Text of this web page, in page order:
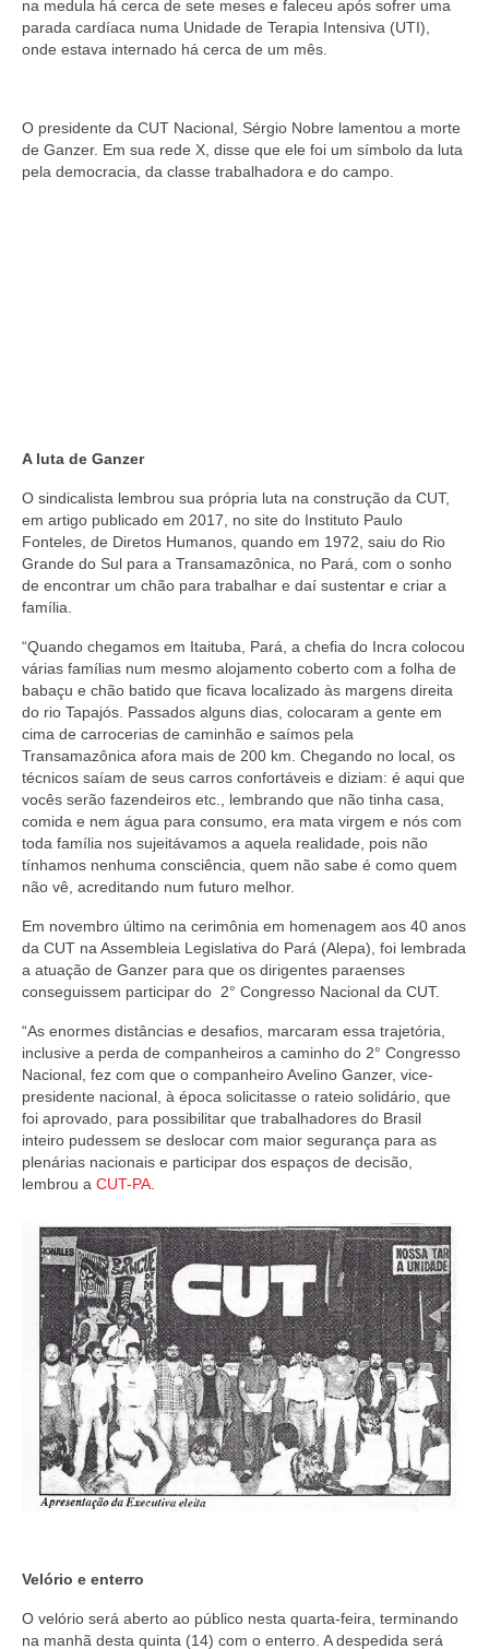
na medula há cerca de sete meses e faleceu após sofrer uma
parada cardíaca numa Unidade de Terapia Intensiva (UTI),
onde estava internado há cerca de um mês.
O presidente da CUT Nacional, Sérgio Nobre lamentou a morte
de Ganzer. Em sua rede X, disse que ele foi um símbolo da luta
pela democracia, da classe trabalhadora e do campo.
A luta de Ganzer
O sindicalista lembrou sua própria luta na construção da CUT,
em artigo publicado em 2017, no site do Instituto Paulo
Fonteles, de Diretos Humanos, quando em 1972, saiu do Rio
Grande do Sul para a Transamazônica, no Pará, com o sonho
de encontrar um chão para trabalhar e daí sustentar e criar a
família.
“Quando chegamos em Itaituba, Pará, a chefia do Incra colocou
várias famílias num mesmo alojamento coberto com a folha de
babaçu e chão batido que ficava localizado às margens direita
do rio Tapajós. Passados alguns dias, colocaram a gente em
cima de carrocerias de caminhão e saímos pela
Transamazônica afora mais de 200 km. Chegando no local, os
técnicos saíam de seus carros confortáveis e diziam: é aqui que
vocês serão fazendeiros etc., lembrando que não tinha casa,
comida e nem água para consumo, era mata virgem e nós com
toda família nos sujeitávamos a aquela realidade, pois não
tínhamos nenhuma consciência, quem não sabe é como quem
não vê, acreditando num futuro melhor.
Em novembro último na cerimônia em homenagem aos 40 anos
da CUT na Assembleia Legislativa do Pará (Alepa), foi lembrada
a atuação de Ganzer para que os dirigentes paraenses
conseguissem participar do 2° Congresso Nacional da CUT.
“As enormes distâncias e desafios, marcaram essa trajetória,
inclusive a perda de companheiros a caminho do 2° Congresso
Nacional, fez com que o companheiro Avelino Ganzer, vice-
presidente nacional, à época solicitasse o rateio solidário, que
foi aprovado, para possibilitar que trabalhadores do Brasil
inteiro pudessem se deslocar com maior segurança para as
plenárias nacionais e participar dos espaços de decisão,
lembrou a CUT-PA.
Velório e enterro
O velório será aberto ao público nesta quarta-feira, terminando
na manhã desta quinta (14) com o enterro. A despedida será